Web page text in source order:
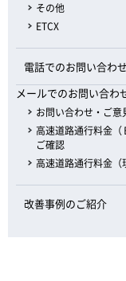
その他
ETCX
電話でのお問い合わせ
メールでのお問い合わ
お問い合わせ・ご意
高速道路通行料金（
ご確認
高速道路通行料金（
改善事例のご紹介